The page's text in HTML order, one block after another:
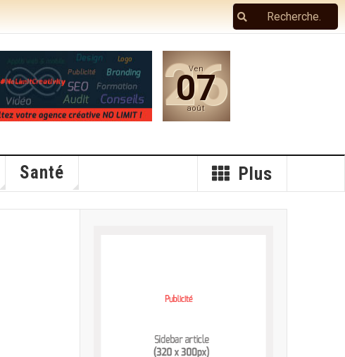
26
Ven
07
août
Santé Plus